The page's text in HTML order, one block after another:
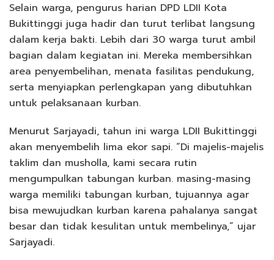
Selain warga, pengurus harian DPD LDII Kota
Bukittinggi juga hadir dan turut terlibat langsung
dalam kerja bakti. Lebih dari 30 warga turut ambil
bagian dalam kegiatan ini. Mereka membersihkan
area penyembelihan, menata fasilitas pendukung,
serta menyiapkan perlengkapan yang dibutuhkan
untuk pelaksanaan kurban.
Menurut Sarjayadi, tahun ini warga LDII Bukittinggi
akan menyembelih lima ekor sapi. “Di majelis-majelis
taklim dan musholla, kami secara rutin
mengumpulkan tabungan kurban. masing-masing
warga memiliki tabungan kurban, tujuannya agar
bisa mewujudkan kurban karena pahalanya sangat
besar dan tidak kesulitan untuk membelinya,” ujar
Sarjayadi.